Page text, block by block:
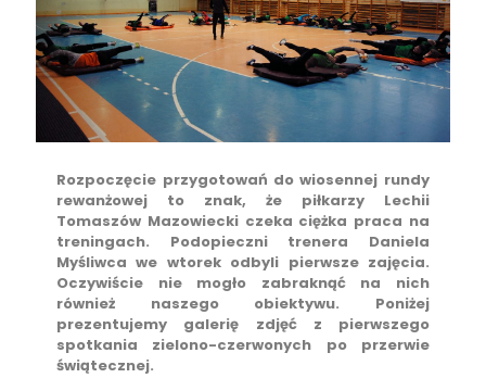
Rozpoczęcie przygotowań do wiosennej rundy
rewanżowej to znak, że piłkarzy Lechii
Tomaszów Mazowiecki czeka ciężka praca na
treningach. Podopieczni trenera Daniela
Myśliwca we wtorek odbyli pierwsze zajęcia.
Oczywiście nie mogło zabraknąć na nich
również naszego obiektywu. Poniżej
prezentujemy galerię zdjęć z pierwszego
spotkania zielono-czerwonych po przerwie
świątecznej.